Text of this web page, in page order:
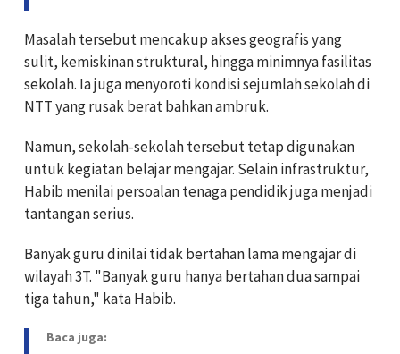
Masalah tersebut mencakup akses geografis yang
sulit, kemiskinan struktural, hingga minimnya fasilitas
sekolah. Ia juga menyoroti kondisi sejumlah sekolah di
NTT yang rusak berat bahkan ambruk.
Namun, sekolah-sekolah tersebut tetap digunakan
untuk kegiatan belajar mengajar. Selain infrastruktur,
Habib menilai persoalan tenaga pendidik juga menjadi
tantangan serius.
Banyak guru dinilai tidak bertahan lama mengajar di
wilayah 3T. "Banyak guru hanya bertahan dua sampai
tiga tahun," kata Habib.
Baca juga: